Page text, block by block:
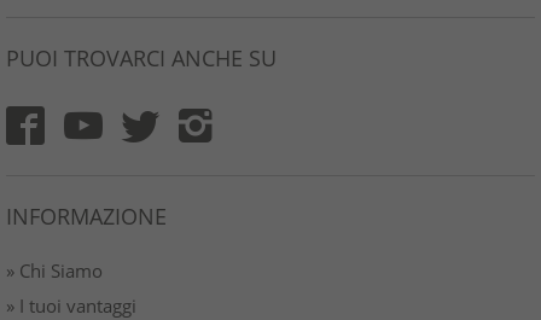
PUOI TROVARCI ANCHE SU
INFORMAZIONE
» Chi Siamo
» I tuoi vantaggi